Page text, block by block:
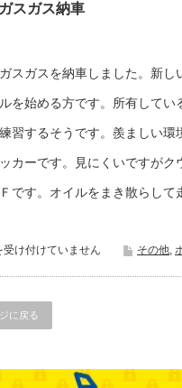
ガスガス納車
スガスを納車しました。新し
を始める方です。所有してい
習するそうです。羨ましい環
カーです。見にくいですがク
です。オイルをまき散らして
受け付けていません その他,
に戻る